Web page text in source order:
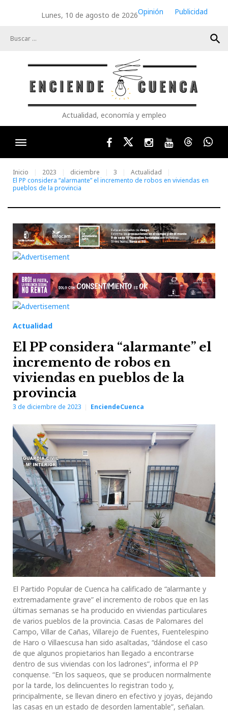
Lunes, 10 de agosto de 2026Opinión
Publicidad
search
Actualidad, economía y empleo
FacebookTwitterInstagram
YoutubeThreads
Inicio 2023 diciembre 3
Actualidad
El PP considera “alarmante” el incremento de robos en viviendas en
pueblos de la provincia
Actualidad
El PP considera “alarmante” el
incremento de robos en
viviendas en pueblos de la
provincia
3 de diciembre de 2023 EnciendeCuenca
El Partido Popular de Cuenca ha calificado de “alarmante y
extremadamente grave” el incremento de robos que en las
últimas semanas se ha producido en viviendas particulares
de varios pueblos de la provincia. Casas de Palomares del
Campo, Villar de Cañas, Villarejo de Fuentes, Fuentelespino
de Haro o Villaescusa han sido asaltadas, “dándose el caso
de que algunos propietarios han llegado a encontrarse
dentro de sus viviendas con los ladrones”, informa el PP
conquense. “En los saqueos, que se producen normalmente
por la tarde, los delincuentes lo registran todo y,
principalmente, se llevan dinero en efectivo y joyas, dejando
las casas en un estado de desorden lamentable”, señalan.